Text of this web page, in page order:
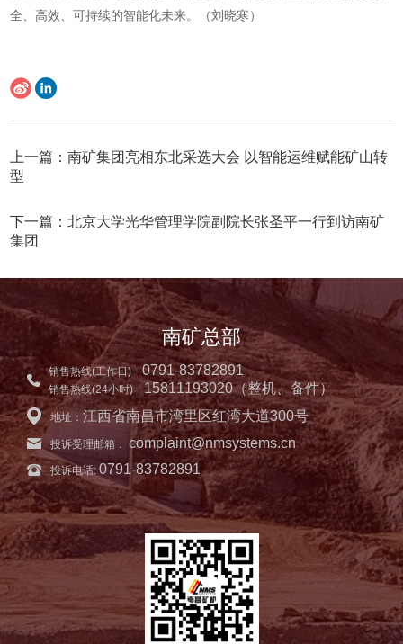
全、高效、可持续的智能化未来。（刘晓寒）
上一篇：南矿集团亮相东北采选大会 以智能运维赋能矿山转
型
下一篇：北京大学光华管理学院副院长张圣平一行到访南矿
集团
南矿总部
销售热线(工作日) 0791-83782891
销售热线(24小时) 15811193020（整机、备件）
地址： 江西省南昌市湾里区红湾大道300号
投诉受理邮箱： complaint@nmsystems.cn
投诉电话: 0791-83782891